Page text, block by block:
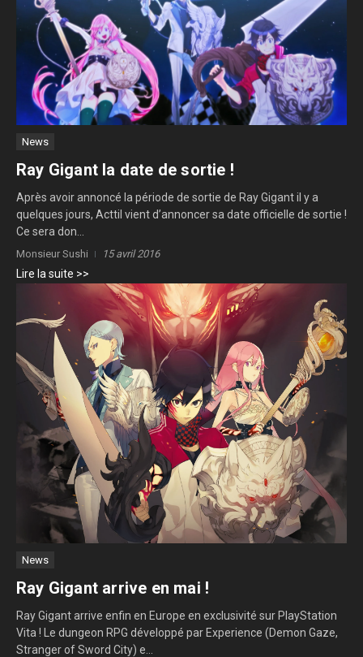
News
Ray Gigant la date de sortie !
Après avoir annoncé la période de sortie de Ray Gigant il y a
quelques jours, Acttil vient d’annoncer sa date officielle de sortie !
Ce sera don...
Monsieur Sushi 15 avril 2016
Lire la suite >>
News
Ray Gigant arrive en mai !
Ray Gigant arrive enfin en Europe en exclusivité sur PlayStation
Vita ! Le dungeon RPG développé par Experience (Demon Gaze,
Stranger of Sword City) e...